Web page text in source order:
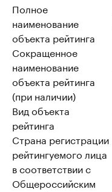
Полное
наименование
объекта рейтинга
Сокращенное
наименование
объекта рейтинга
(при наличии)
Вид объекта
рейтинга
Страна регистрации
рейтингуемого лица
в соответствии с
Общероссийским